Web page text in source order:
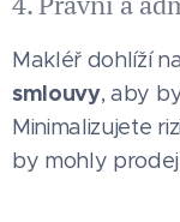
Makléř dohlíží
smlouvy, aby
Minimalizujete
by mohly